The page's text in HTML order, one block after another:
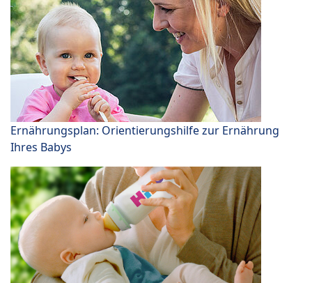
Ernährungsplan: Orientierungshilfe zur Ernährung
Ihres Babys